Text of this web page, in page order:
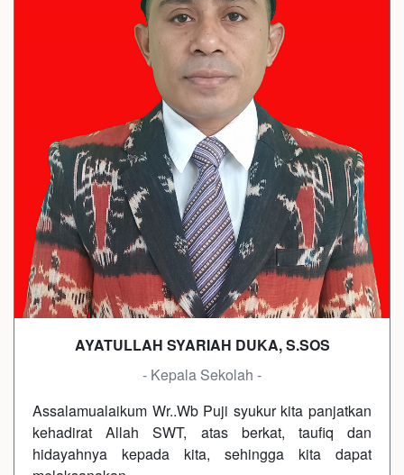
AYATULLAH SYARIAH DUKA, S.SOS
- Kepala Sekolah -
Assalamualaikum Wr..Wb Puji syukur kita panjatkan
kehadirat Allah SWT, atas berkat, taufiq dan
hidayahnya kepada kita, sehingga kita dapat